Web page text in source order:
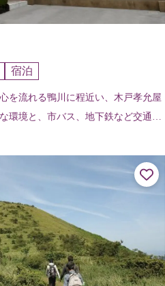
宿泊
を流れる鴨川に程近い、木戸孝允屋
環境と、市バス、地下鉄など交通の
から錦市場...